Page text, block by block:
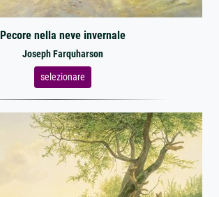
Pecore nella neve invernale
Joseph Farquharson
selezionare